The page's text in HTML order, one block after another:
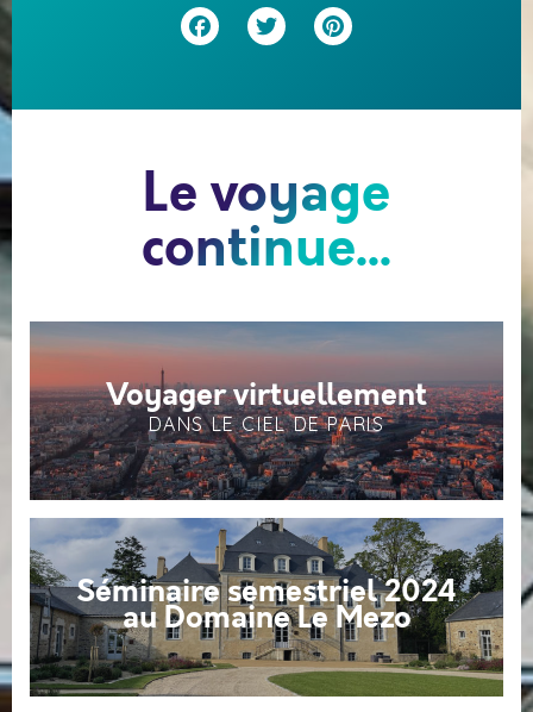
Facebook
Twitter
Le voyage
continue...
Voyager virtuellement
DANS LE CIEL DE PARIS
Séminaire semestriel 2024
au Domaine Le Mezo